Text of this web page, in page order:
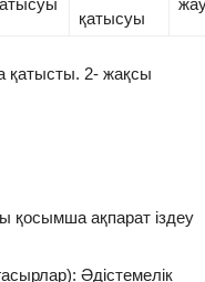
қатысуы
қатысты. 2- жақсы
қосымша ақпарат іздеу
Әдістемелік